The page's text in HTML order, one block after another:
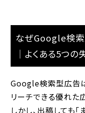
なぜGoogle検
｜よくある5つの
Google検索型広告
リーチできる優れた
しかし、出稿しても「